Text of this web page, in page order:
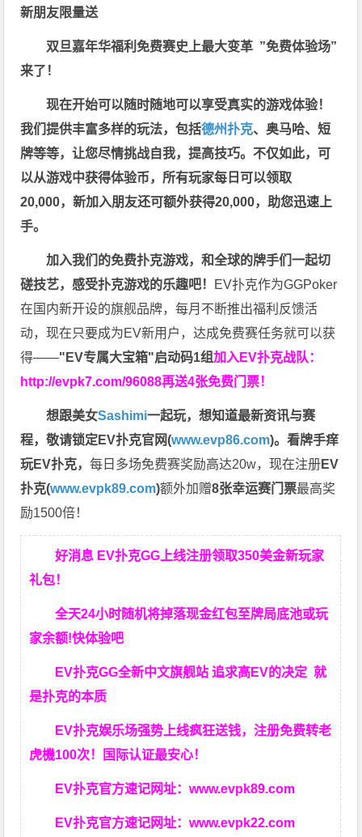
新朋友限量送
双旦嘉年华福利免费赛史上最大变革 ”免费体验场”
来了！
现在开始可以随时随地可以享受真实的游戏体验！
我们提供丰富多样的玩法，包括德州扑克、奥马哈、短
牌等等，让您尽情挑战自我，提高技巧。不仅如此， 可
以从游戏中获得体验币，所有玩家每日可以领取
20,000，新加入朋友还可额外获得20,000，助您迅速上
手。
加入我们的免费扑克游戏，和全球的牌手们一起切
磋技艺，感受扑克游戏的乐趣吧！ EV扑克作为GGPoker
在国内新开设的旗舰品牌，每月不断推出福利反馈活
动，现在只要成为EV新用户，达成免费赛任务就可以获
得——"EV专属大宝箱"启动码1组加入EV扑克战队：
http://evpk7.com/96088再送4张免费门票！
想跟美女Sashimi一起玩，想知道最新资讯与赛
程，敬请锁定EV扑克官网(www.evp86.com)。看牌手痒
玩EV扑克，每日多场免费赛奖励高达20w，现在注册EV
扑克(www.evpk89.com)额外加赠8张幸运赛门票最高奖
励1500倍！
好消息 EV扑克GG上线注册领取350美金新玩家
礼包！
全天24小时随机将掉落现金红包至牌局底池或玩
家余额!快体验吧
EV扑克GG全新中文旗舰站 追求高EV的决定就
是扑克的本质
EV扑克娱乐场强势上线疯狂送钱，注册免费转老
虎機100次！国际认证最安心！
EV扑克官方速记网址：www.evpk89.com
EV扑克官方速记网址：www.evpk22.com